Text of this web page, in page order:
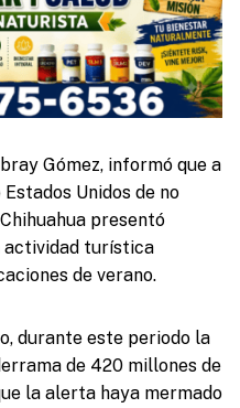
Gómez, informó que a
Unidos de no
presentó
actividad turística
de verano.
durante este periodo la
de 420 millones de
la alerta haya mermado